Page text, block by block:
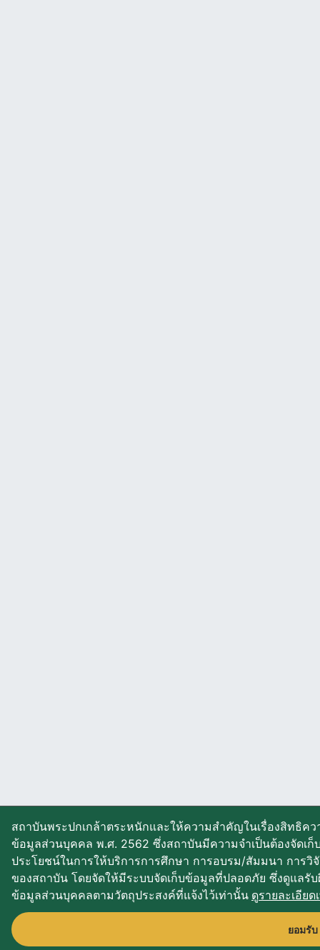
สถาบันพระปกเกล้าตระหนักและให้ความสำคัญในเรื่องสิทธิ
ข้อมูลส่วนบุคคล พ.ศ. 2562 ซึ่งสถาบันมีความจำเป็นต้องจัดเ
ประโยชน์ในการให้บริการการศึกษา การอบรม/สัมมนา การ
ของสถาบัน โดยจัดให้มีระบบจัดเก็บข้อมูลที่ปลอดภัย ซึ่งดูแลรั
ข้อมูลส่วนบุคคลตามวัตถุประสงค์ที่แจ้งไว้เท่านั้น ดูรายละเอียด
ยอมรับ